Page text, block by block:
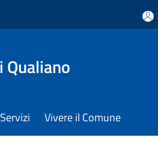
Qualiano
Servizi Vivere il Comune